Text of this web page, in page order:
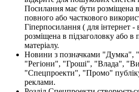
Посилання має бути розміщена в
повного або часткового
Гіперпосилання ( для інтернет
розміщена в підзаголовку або в
матеріалу.
Новини з позначками "Думка",
"Регіони", "Гроші", "Влада",
"Спецпроекти", "Промо"
реклами.